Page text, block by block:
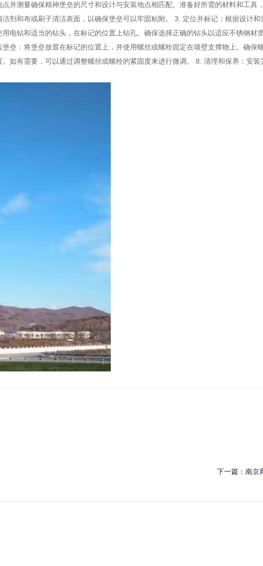
并测量确保精神堡垒的尺寸和设计与安装地点相匹配。准备好所需的材料和工具
剂和布或刷子清洁表面，以确保堡垒可以牢固粘附。 3. 定位并标记：根据设计
电钻和适当的钻头，在标记的位置上钻孔。确保选择正确的钻头以适应不锈钢材
垒：将堡垒放置在标记的位置上，并使用螺丝或螺栓固定在墙壁支撑物上。确保
如有需要，可以通过调整螺丝或螺栓的紧固度来进行微调。 8. 清理和保养：安
下一篇： 南京